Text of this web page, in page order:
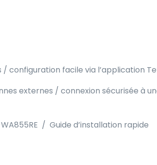
configuration facile via l’application
externes / connexion sécurisée à
/ Guide d’installation rapide